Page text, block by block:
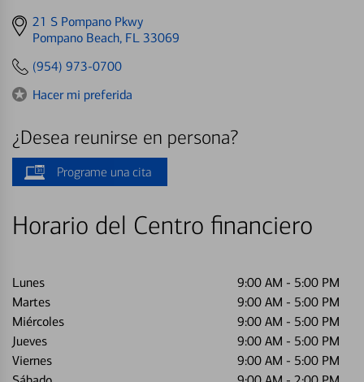
Get
directions
21 S Pompano Pkwy
Pompano Beach, FL 33069
(954) 973-0700
Hacer mi preferida
¿Desea reunirse en persona?
Programe una cita
Horario del Centro financiero
Lunes 9:00 AM - 5:00 PM
Martes
9:00 AM - 5:00 PM
Miércoles
9:00 AM - 5:00 PM
Jueves
9:00 AM - 5:00 PM
Viernes
9:00 AM - 5:00 PM